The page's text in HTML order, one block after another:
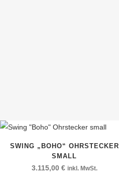
SWING „BOHO“ OHRSTECKER
SMALL
3.115,00 € inkl. MwSt.